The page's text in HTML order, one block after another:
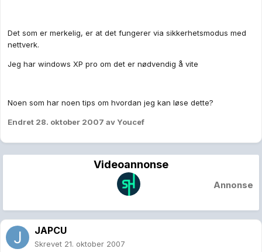
Det som er merkelig, er at det fungerer via sikkerhetsmodus med
nettverk.
Jeg har windows XP pro om det er nødvendig å vite
Noen som har noen tips om hvordan jeg kan løse dette?
Endret 28. oktober 2007 av Youcef
Videoannonse
Annonse
JAPCU
Skrevet 21. oktober 2007